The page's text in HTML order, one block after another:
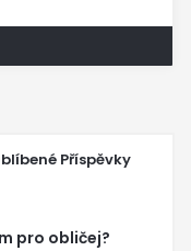
Příspěvky
pro obličej?